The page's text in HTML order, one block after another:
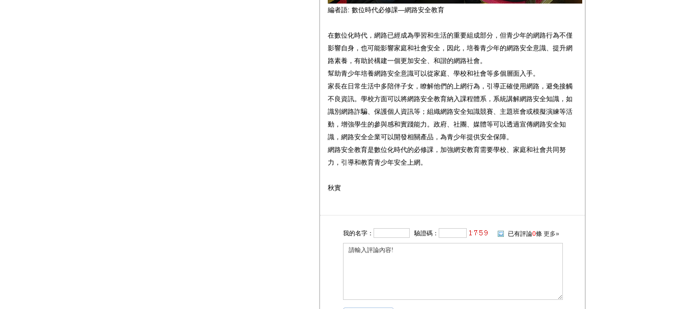
編者語: 數位時代必修課—網路安全教育
在數位化時代，網路已經成為學習和生活的重要組成部分，但青少年的網路行為不僅
影響自身，也可能影響家庭和社會安全，因此，培養青少年的網路安全意識、提升網
路素養，有助於構建一個更加安全、和諧的網路社會。
幫助青少年培養網路安全意識可以從家庭、學校和社會等多個層面入手。
家長在日常生活中多陪伴子女，瞭解他們的上網行為，引導正確使用網路，避免接觸
不良資訊。學校方面可以將網路安全教育納入課程體系，系統講解網路安全知識，如
識別網路詐騙、保護個人資訊等；組織網路安全知識競賽、主題班會或模擬演練等活
動，增強學生的參與感和實踐能力。政府、社團、媒體等可以透過宣傳網路安全知
識，網路安全企業可以開發相關產品，為青少年提供安全保障。
網路安全教育是數位化時代的必修課，加強網安教育需要學校、家庭和社會共同努
力，引導和教育青少年安全上網。
秋實
我的名字： 驗證碼： 已有評論0條 更多»